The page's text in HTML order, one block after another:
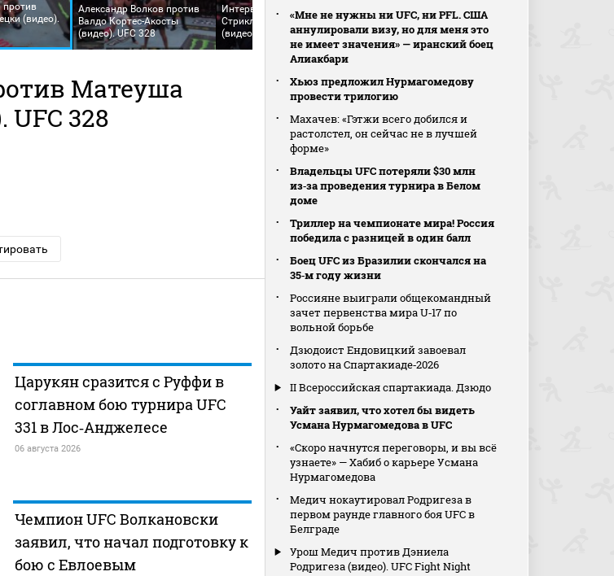
против
(видео).
Александр Волков против
Валдо Кортес-Акосты
(видео). UFC 328
Интервью Шона
Стрикланда после боя
(видео). UFC 328
Пэт Сабатини против
Уилльяма Гомиса (видео).
UFC 328
Матеуша
UFC 328
Царукян сразится с Руффи в
соглавном бою турнира UFC
331 в Лос‑Анджелесе
06 августа 2026
Чемпион UFC Волкановски
заявил, что начал подготовку к
бою с Евлоевым
«Мне не нужны ни UFC, ни PFL. США
аннулировали визу, но для меня это
не имеет значения» — иранский боец
Алиакбари
Хьюз предложил Нурмагомедову
провести трилогию
Махачев: «Гэтжи всего добился и
растолстел, он сейчас не в лучшей
форме»
Владельцы UFC потеряли $30 млн
из‑за проведения турнира в Белом
доме
Триллер на чемпионате мира! Россия
победила с разницей в один балл
Боец UFC из Бразилии скончался на
35‑м году жизни
Россияне выиграли общекомандный
зачет первенства мира U‑17 по
вольной борьбе
Дзюдоист Ендовицкий завоевал
золото на Спартакиаде‑2026
II Всероссийская спартакиада. Дзюдо
Уайт заявил, что хотел бы видеть
Усмана Нурмагомедова в UFC
«Скоро начнутся переговоры, и вы всё
узнаете» — Хабиб о карьере Усмана
Нурмагомедова
Медич нокаутировал Родригеза в
первом раунде главного боя UFC в
Белграде
Урош Медич против Дэниела
Родригеза (видео). UFC Fight Night